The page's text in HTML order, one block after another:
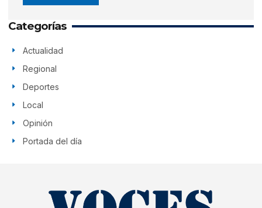
Categorías
Actualidad
Regional
Deportes
Local
Opinión
Portada del día